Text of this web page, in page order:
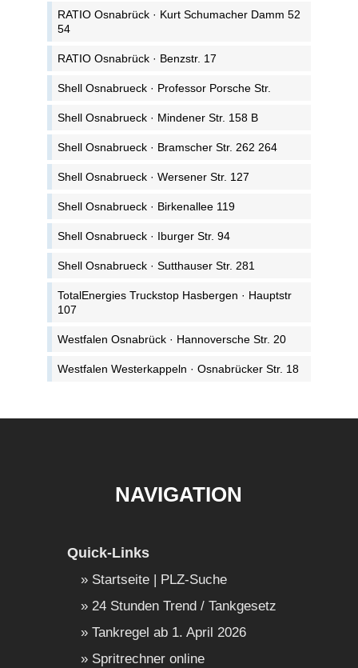
RATIO Osnabrück · Kurt Schumacher Damm 52
54
RATIO Osnabrück · Benzstr. 17
Shell Osnabrueck · Professor Porsche Str.
Shell Osnabrueck · Mindener Str. 158 B
Shell Osnabrueck · Bramscher Str. 262 264
Shell Osnabrueck · Wersener Str. 127
Shell Osnabrueck · Birkenallee 119
Shell Osnabrueck · Iburger Str. 94
Shell Osnabrueck · Sutthauser Str. 281
TotalEnergies Truckstop Hasbergen · Hauptstr
107
Westfalen Osnabrück · Hannoversche Str. 20
Westfalen Westerkappeln · Osnabrücker Str. 18
NAVIGATION
Quick-Links
Startseite | PLZ-Suche
24 Stunden Trend / Tankgesetz
Tankregel ab 1. April 2026
Spritrechner online